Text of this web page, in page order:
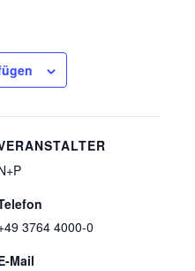
3764 4000-0
Mail